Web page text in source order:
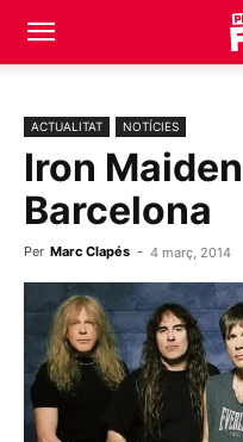
ACTUALITAT NOTÍCIES
Iron
Barcelona
Per Marc Clapés - 4 març, 2014